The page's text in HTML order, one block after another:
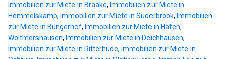
Immobilien zur Miete in Braake, Immobilien zur Miete in
Hemmelskamp, Immobilien zur Miete in Süderbrook, Immobilien
zur Miete in Bungerhof, Immobilien zur Miete in Häfen,
Woltmershausen, Immobilien zur Miete in Deichhausen,
Immobilien zur Miete in Ritterhude, Immobilien zur Miete in